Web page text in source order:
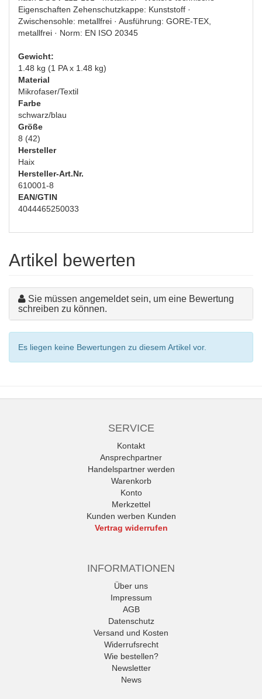
Eigenschaften Zehenschutzkappe: Kunststoff ·
Zwischensohle: metallfrei · Ausführung: GORE-TEX,
metallfrei · Norm: EN ISO 20345
Gewicht:
1.48 kg (1 PA x 1.48 kg)
Material
Mikrofaser/Textil
Farbe
schwarz/blau
Größe
8 (42)
Hersteller
Haix
Hersteller-Art.Nr.
610001-8
EAN/GTIN
4044465250033
Artikel bewerten
Sie müssen angemeldet sein, um eine Bewertung
schreiben zu können.
Es liegen keine Bewertungen zu diesem Artikel vor.
SERVICE
Kontakt
Ansprechpartner
Handelspartner werden
Warenkorb
Konto
Merkzettel
Kunden werben Kunden
Vertrag widerrufen
INFORMATIONEN
Über uns
Impressum
AGB
Datenschutz
Versand und Kosten
Widerrufsrecht
Wie bestellen?
Newsletter
News